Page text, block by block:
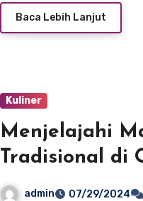
Baca Lebih Lanjut
Kuliner
Menjelajahi
Tradisional di
admin 07/29/2024